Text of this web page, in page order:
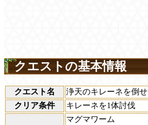
クエストの基本情報
クエスト名
浄天のキレーネを倒せ
クリア条件
キレーネを1体討伐
マグマワーム